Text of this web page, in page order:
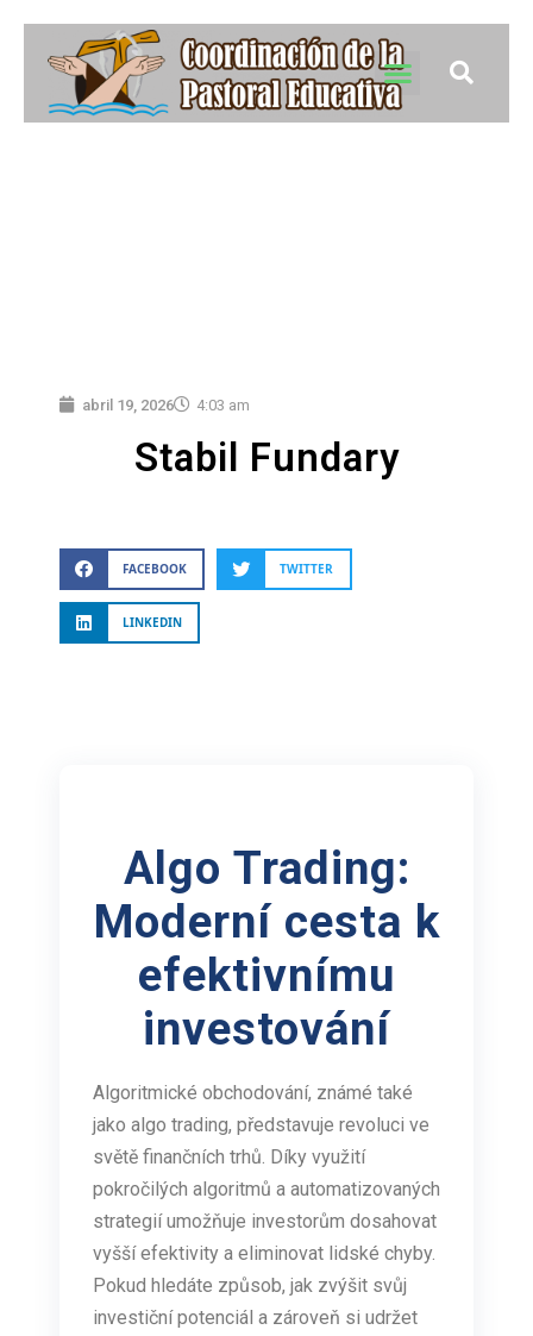
abril 19, 2026 4:03 am
Stabil Fundary
FACEBOOK TWITTER
LINKEDIN
Algo Trading:
Moderní cesta k
efektivnímu
investování
Algoritmické obchodování, známé také
jako algo trading, představuje revoluci ve
světě finančních trhů. Díky využití
pokročilých algoritmů a automatizovaných
strategií umožňuje investorům dosahovat
vyšší efektivity a eliminovat lidské chyby.
Pokud hledáte způsob, jak zvýšit svůj
investiční potenciál a zároveň si udržet